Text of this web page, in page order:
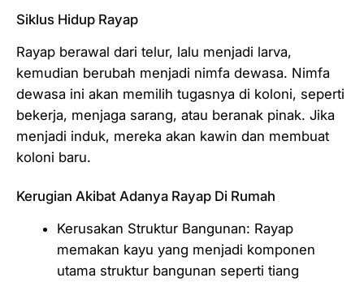
Siklus Hidup Rayap
Rayap berawal dari telur, lalu menjadi larva,
kemudian berubah menjadi nimfa dewasa. Nimfa
dewasa ini akan memilih tugasnya di koloni, seperti
bekerja, menjaga sarang, atau beranak pinak. Jika
menjadi induk, mereka akan kawin dan membuat
koloni baru.
Kerugian Akibat Adanya Rayap Di Rumah
Kerusakan Struktur Bangunan: Rayap
memakan kayu yang menjadi komponen
utama struktur bangunan seperti tiang